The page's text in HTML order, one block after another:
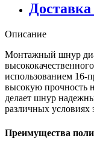
Описание
Монтажный шнур
использованием 16-
высокую прочность
делает шнур
различных условиях
Преимущества